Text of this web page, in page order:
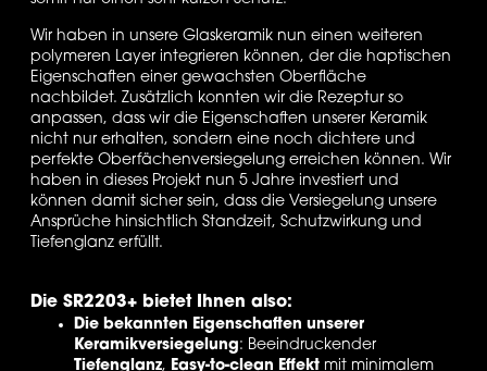
Wir haben in unsere Glaskeramik nun einen weiteren
polymeren Layer integrieren können, der die haptischen
Eigenschaften einer gewachsten Oberfläche
nachbildet. Zusätzlich konnten wir die Rezeptur so
anpassen, dass wir die Eigenschaften unserer Keramik
nicht nur erhalten, sondern eine noch dichtere und
perfekte Oberfächenversiegelung erreichen können. Wir
haben in dieses Projekt nun 5 Jahre investiert und
können damit sicher sein, dass die Versiegelung unsere
Ansprüche hinsichtlich Standzeit, Schutzwirkung und
Tiefenglanz erfüllt.
Die SR2203+ bietet Ihnen also:
Die bekannten Eigenschaften unserer
Keramikversiegelung: Beeindruckender
Tiefenglanz, Easy-to-clean Effekt mit minimalem